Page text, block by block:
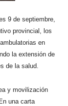
9 de septiembre,
provincial, los
en
la extensión de
de la salud.
y movilización
una carta